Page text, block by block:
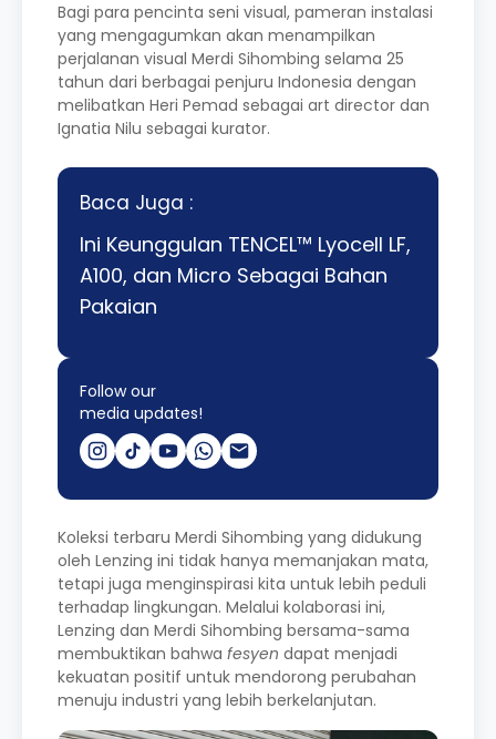
Bagi para pencinta seni visual, pameran instalasi
yang mengagumkan akan menampilkan
perjalanan visual Merdi Sihombing selama 25
tahun dari berbagai penjuru Indonesia dengan
melibatkan Heri Pemad sebagai art director dan
Ignatia Nilu sebagai kurator.
Baca Juga :
Ini Keunggulan TENCEL™ Lyocell LF,
A100, dan Micro Sebagai Bahan
Pakaian
Follow our
media updates!
Koleksi terbaru Merdi Sihombing yang didukung
oleh Lenzing ini tidak hanya memanjakan mata,
tetapi juga menginspirasi kita untuk lebih peduli
terhadap lingkungan. Melalui kolaborasi ini,
Lenzing dan Merdi Sihombing bersama-sama
membuktikan bahwa fesyen dapat menjadi
kekuatan positif untuk mendorong perubahan
menuju industri yang lebih berkelanjutan.